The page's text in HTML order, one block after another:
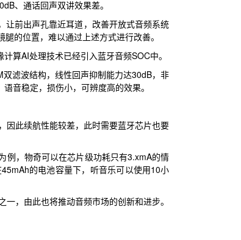
、通话回声双讲效果差。
让前出声孔靠近耳道，改善开放式音频系统
的位置，难以通过上述方式进行改善。
算AI处理技术已经引入蓝牙音频SOC中。
滤波结构，线性回声抑制能力达30dB，非
音稳定，损伤小，可辨度高的效果。
因此续航性能较差，此时需要蓝牙芯片也要
例，物奇可以在芯片级功耗只有3.xmA的情
的电池容量下，听音乐可以使用10小
，由此也将推动音频市场的创新和进步。